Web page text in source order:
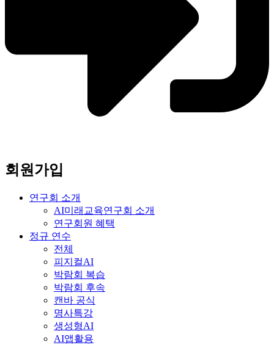
회원가입
연구회 소개
AI미래교육연구회 소개
연구회원 혜택
정규 연수
전체
피지컬AI
박람회 복습
박람회 후속
캔바 공식
명사특강
생성형AI
AI앱활용